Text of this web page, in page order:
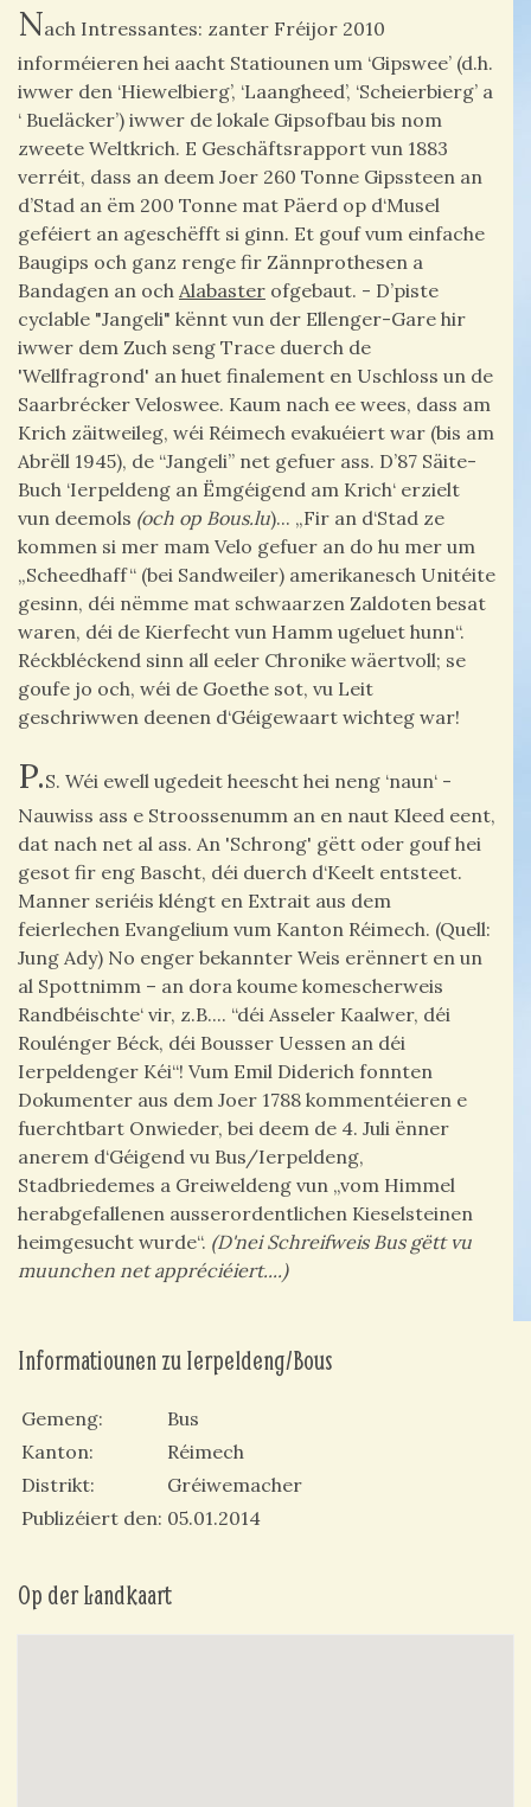
Nach Intressantes: zanter Fréijor 2010
informéieren hei aacht Statiounen um ‘Gipswee’ (d.h.
iwwer den ‘Hiewelbierg’, ‘Laangheed’, ‘Scheierbierg’ a
‘ Bueläcker’) iwwer de lokale Gipsofbau bis nom
zweete Weltkrich. E Geschäftsrapport vun 1883
verréit, dass an deem Joer 260 Tonne Gipssteen an
d’Stad an ëm 200 Tonne mat Päerd op d‘Musel
geféiert an ageschëfft si ginn. Et gouf vum einfache
Baugips och ganz renge fir Zännprothesen a
Bandagen an och Alabaster ofgebaut. - D’piste
cyclable "Jangeli" kënnt vun der Ellenger-Gare hir
iwwer dem Zuch seng Trace duerch de
'Wellfragrond' an huet finalement en Uschloss un de
Saarbrécker Veloswee. Kaum nach ee wees, dass am
Krich zäitweileg, wéi Réimech evakuéiert war (bis am
Abrëll 1945), de “Jangeli” net gefuer ass. D’87 Säite-
Buch ‘Ierpeldeng an Ëmgéigend am Krich‘ erzielt
vun deemols (och op Bous.lu)... „Fir an d‘Stad ze
kommen si mer mam Velo gefuer an do hu mer um
„Scheedhaff“ (bei Sandweiler) amerikanesch Unitéite
gesinn, déi nëmme mat schwaarzen Zaldoten besat
waren, déi de Kierfecht vun Hamm ugeluet hunn“.
Réckbléckend sinn all eeler Chronike wäertvoll; se
goufe jo och, wéi de Goethe sot, vu Leit
geschriwwen deenen d‘Géigewaart wichteg war!
P.S. Wéi ewell ugedeit heescht hei neng ‘naun‘ -
Nauwiss ass e Stroossenumm an en naut Kleed eent,
dat nach net al ass. An 'Schrong' gëtt oder gouf hei
gesot fir eng Bascht, déi duerch d‘Keelt entsteet.
Manner seriéis kléngt en Extrait aus dem
feierlechen Evangelium vum Kanton Réimech. (Quell:
Jung Ady) No enger bekannter Weis erënnert en un
al Spottnimm – an dora koume komescherweis
Randbéischte‘ vir, z.B.... “déi Asseler Kaalwer, déi
Roulénger Béck, déi Bousser Uessen an déi
Ierpeldenger Kéi“! Vum Emil Diderich fonnten
Dokumenter aus dem Joer 1788 kommentéieren e
fuerchtbart Onwieder, bei deem de 4. Juli ënner
anerem d‘Géigend vu Bus/Ierpeldeng,
Stadbriedemes a Greiweldeng vun „vom Himmel
herabgefallenen ausserordentlichen Kieselsteinen
heimgesucht wurde“. (D'nei Schreifweis Bus gëtt vu
muunchen net appréciéiert....)
Informatiounen zu Ierpeldeng/Bous
Gemeng
Bus
Kanton
Réimech
Distrikt
Gréiwemacher
Publizéiert den 05.01.2014
Op der Landkaart